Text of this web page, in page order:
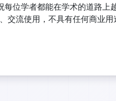
位学者都能在学术的道路上
交流使用，不具有任何商业